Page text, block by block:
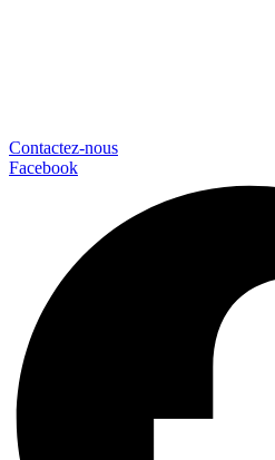
Contactez-nous
Facebook